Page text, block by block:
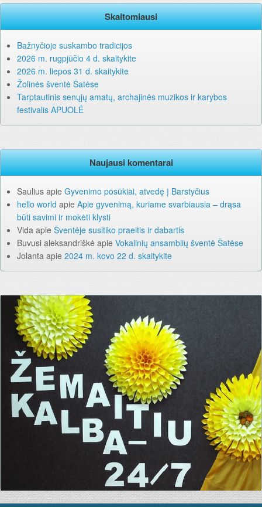
Skaitomiausi
Bažnyčioje suskambo tradicijos
2026 m. rugpjūčio 4 d. skaitykite
2026 m. liepos 31 d. skaitykite
Žolinės šventė Šatėse
Tarptautinis senųjų amatų, archajinės muzikos ir karybos
festivalis APUOLĖ
Naujausi komentarai
Saulius apie Gyvenimo posūkiai, atvedę į Barstyčius
hello world apie Apie gyvenimą, kuriame svarbiausia – drąsa
būti savimi ir mokėti klysti
Vida apie Šventėje susitiko praeitis ir dabartis
Buvusi aleksandriškė apie Vokalinių ansamblių šventė Šatėse
Jolanta apie 2024 m. kovo 22 d. skaitykite